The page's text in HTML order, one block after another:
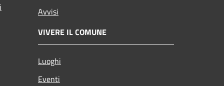
Avvisi
VIVERE IL COMUNE
Luoghi
Eventi